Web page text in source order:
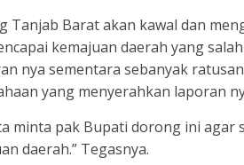
Tanjab Barat akan kawal dan
kemajuan daerah yang
nya sementara sebanyak
yang menyerahkan laporan
minta pak Bupati dorong ini
daerah.” Tegasnya.